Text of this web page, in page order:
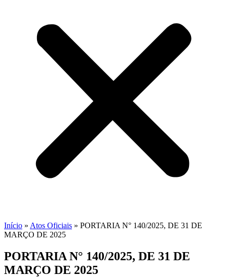
Início » Atos Oficiais » PORTARIA N° 140/2025, DE 31 DE
MARÇO DE 2025
PORTARIA N° 140/2025, DE 31 DE
MARÇO DE 2025